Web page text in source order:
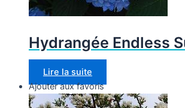
Hydrangée Endless
Lire la suite
Ajouter aux favoris